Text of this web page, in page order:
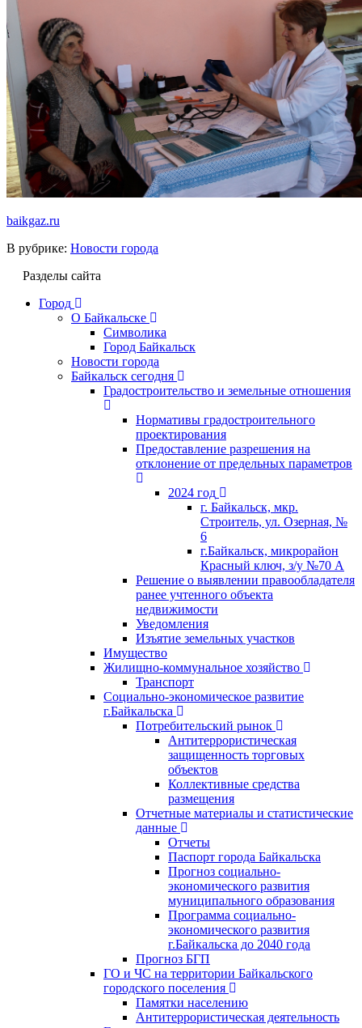
baikgaz.ru
В рубрике: Новости города
Разделы сайта
Город
О Байкальске
Символика
Город Байкальск
Новости города
Байкальск сегодня
Градостроительство и земельные отношения
Нормативы градостроительного
проектирования
Предоставление разрешения на
отклонение от предельных параметров
2024 год
г. Байкальск, мкр.
Строитель, ул. Озерная, №
6
г.Байкальск, микрорайон
Красный ключ, з/у №70 А
Решение о выявлении правообладателя
ранее учтенного объекта
недвижимости
Уведомления
Изъятие земельных участков
Имущество
Жилищно-коммунальное хозяйство
Транспорт
Социально-экономическое развитие
г.Байкальска
Потребительский рынок
Антитеррористическая
защищенность торговых
объектов
Коллективные средства
размещения
Отчетные материалы и статистические
данные
Отчеты
Паспорт города Байкальска
Прогноз социально-
экономического развития
муниципального образования
Программа социально-
экономического развития
г.Байкальска до 2040 года
Прогноз БГП
ГО и ЧС на территории Байкальского
городского поселения
Памятки населению
Антитеррористическая деятельность